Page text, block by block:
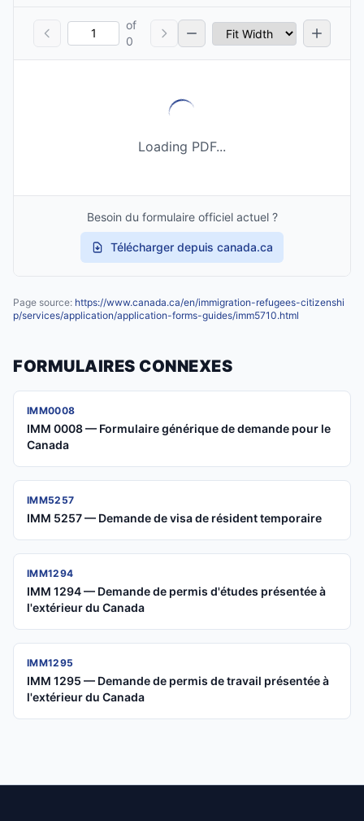
of
0
Loading PDF...
Besoin du formulaire officiel actuel ?
Télécharger depuis canada.ca
Page source: https://www.canada.ca/en/immigration-refugees-citizenshi
p/services/application/application-forms-guides/imm5710.html
FORMULAIRES CONNEXES
IMM0008
IMM 0008 — Formulaire générique de demande pour le
Canada
IMM5257
IMM 5257 — Demande de visa de résident temporaire
IMM1294
IMM 1294 — Demande de permis d'études présentée à
l'extérieur du Canada
IMM1295
IMM 1295 — Demande de permis de travail présentée à
l'extérieur du Canada